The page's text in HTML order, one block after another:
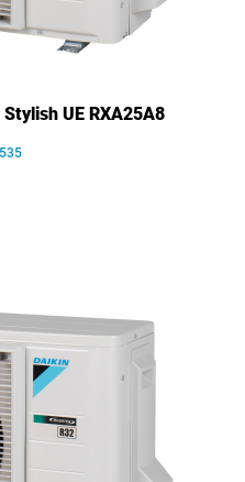
UE RXA25A8